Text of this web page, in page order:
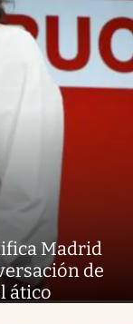
Madrid
de
ático